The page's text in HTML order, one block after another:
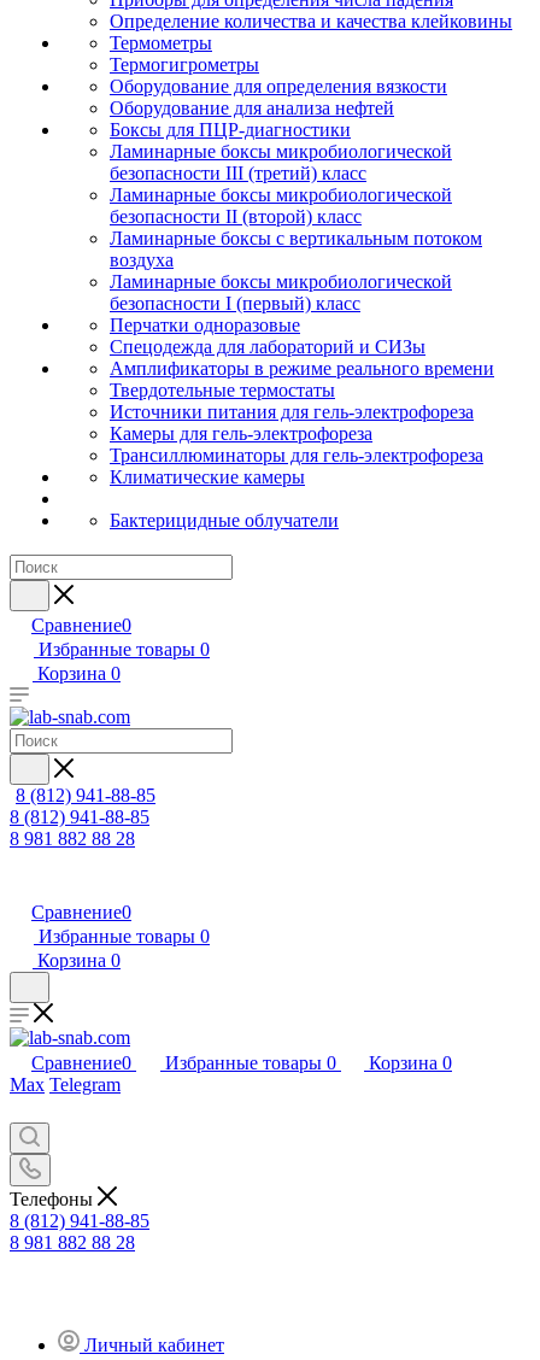
Определение количества и качества клейковины
Термометры
Термогигрометры
Оборудование для определения вязкости
Оборудование для анализа нефтей
Боксы для ПЦР-диагностики
Ламинарные боксы микробиологической
безопасности III (третий) класс
Ламинарные боксы микробиологической
безопасности II (второй) класс
Ламинарные боксы с вертикальным потоком
воздуха
Ламинарные боксы микробиологической
безопасности I (первый) класс
Перчатки одноразовые
Спецодежда для лабораторий и СИЗы
Амплификаторы в режиме реального времени
Твердотельные термостаты
Источники питания для гель-электрофореза
Камеры для гель-электрофореза
Трансиллюминаторы для гель-электрофореза
Климатические камеры
Бактерицидные облучатели
Сравнение0
Избранные товары 0
Корзина 0
8 (812) 941-88-85
8 (812) 941-88-85
8 981 882 88 28
Сравнение0
Избранные товары 0
Корзина 0
Сравнение0 Избранные товары 0 Корзина 0
Max Telegram
Телефоны
8 (812) 941-88-85
8 981 882 88 28
Личный кабинет